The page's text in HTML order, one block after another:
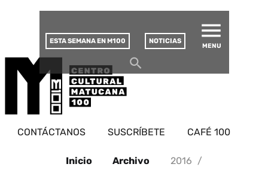
CULTURAL
ESTA SEMANA EN M100 NOTICIAS
MENU
CONTÁCTANOS SUSCRÍBETE CAFÉ 100
Inicio Archivo 2016 /